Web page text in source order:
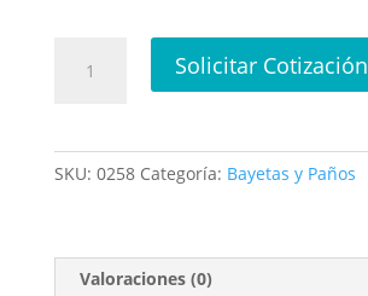
secado
Solicitar Cotización
SKU: 0258 Categoría: Bayetas y Paños
Valoraciones (0)